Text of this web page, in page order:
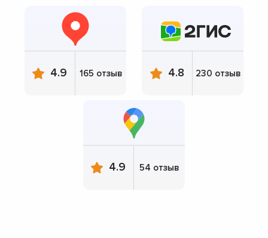
4.9 165 отзыв 4.8 230 отзыв
4.9 54 отзыв